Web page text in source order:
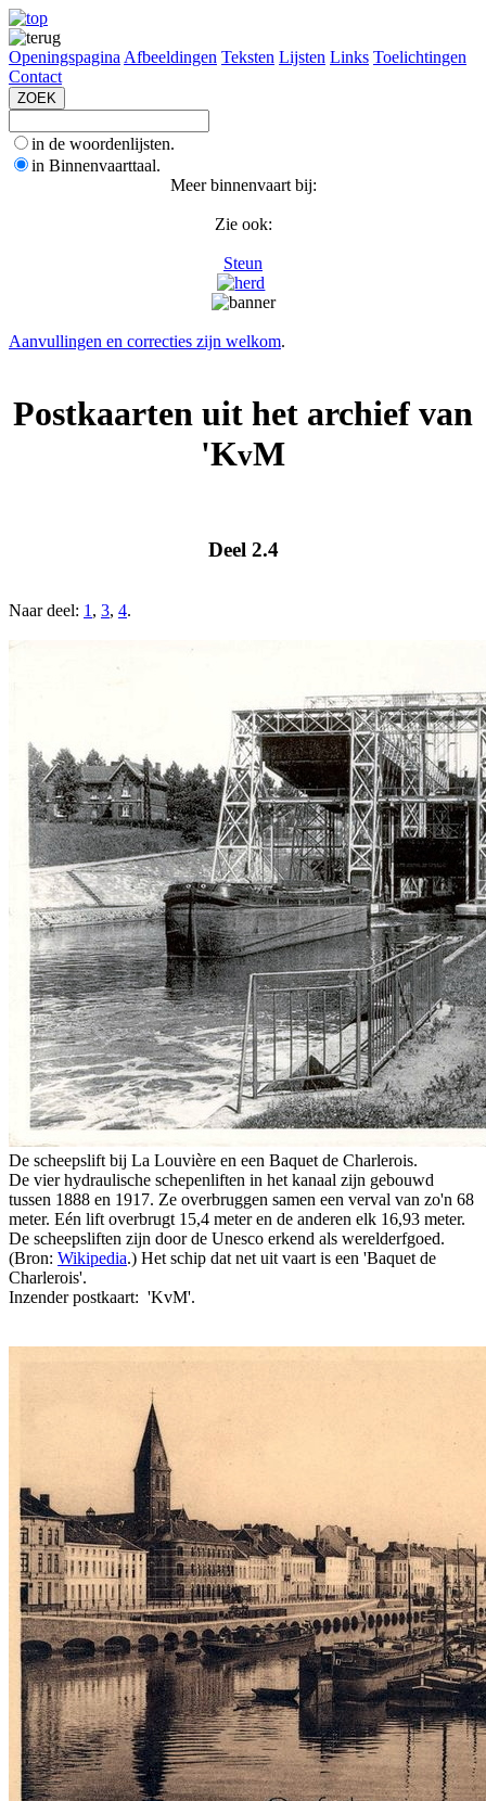
Openingspagina Afbeeldingen Teksten Lijsten Links Toelichtingen
Contact
in de woordenlijsten.
in Binnenvaarttaal.
Meer binnenvaart bij:
Zie ook:
Steun
Aanvullingen en correcties zijn welkom.
Postkaarten uit het archief van
'KvM
Deel 2.4
Naar deel: 1 , 3, 4.
De scheepslift bij La Louvière en een Baquet de Charlerois.
De vier hydraulische schepenliften in het kanaal zijn gebouwd
tussen 1888 en 1917. Ze overbruggen samen een verval van zo'n 68
meter. Eén lift overbrugt 15,4 meter en de anderen elk 16,93 meter.
De scheepsliften zijn door de Unesco erkend als werelderfgoed.
(Bron: Wikipedia.) Het schip dat net uit vaart is een 'Baquet de
Charlerois'.
Inzender postkaart: 'KvM'.